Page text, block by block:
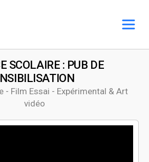
- Film Essai - Expérimental & Art
vidéo
SCOLAIRE : PUB DE